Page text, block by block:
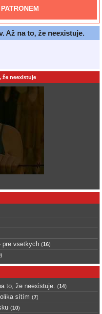
Až na to, že neexistuje.
že neexistuje
pre vsetkych (16)
)
to, že neexistuje. (14)
sítím (7)
(10)